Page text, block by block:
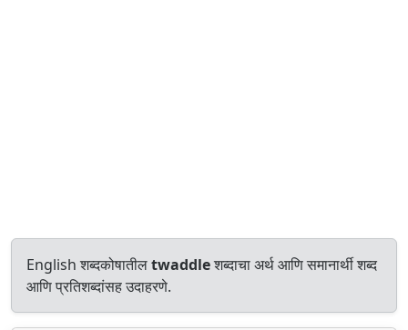
English शब्दकोषातीलtwaddleशब्दाचा अर्थ आणि समानार्थी शब्द
आणि प्रतिशब्दांसह उदाहरणे.